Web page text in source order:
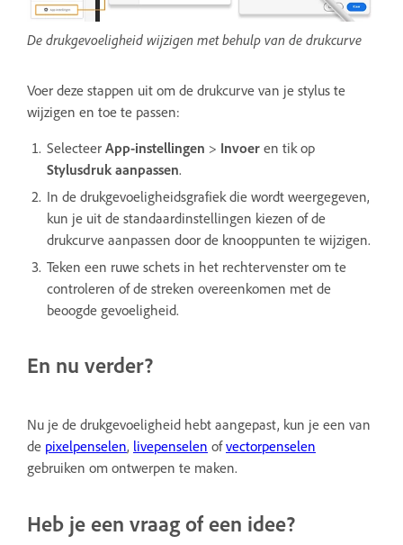
De drukgevoeligheid wijzigen met behulp van de drukcurve
Voer deze stappen uit om de drukcurve van je stylus te
wijzigen en toe te passen:
Selecteer App-instellingen > Invoer en tik op
Stylusdruk aanpassen.
In de drukgevoeligheidsgrafiek die wordt weergegeven,
kun je uit de standaardinstellingen kiezen of de
drukcurve aanpassen door de knooppunten te wijzigen.
Teken een ruwe schets in het rechtervenster om te
controleren of de streken overeenkomen met de
beoogde gevoeligheid.
En nu verder?
Nu je de drukgevoeligheid hebt aangepast, kun je een van
de pixelpenselen, livepenselen ofvectorpenselen
gebruiken om ontwerpen te maken.
Heb je een vraag of een idee?